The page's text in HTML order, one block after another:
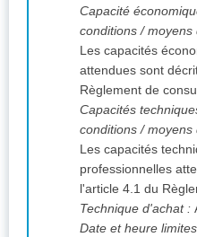
Capacité
conditions / moyens
Les capacités
attendues sont
Règlement de
Capacités
conditions / moyens
Les capacités
professionnelles
l'article 4.1 du
Technique d'achat :
Date et heure